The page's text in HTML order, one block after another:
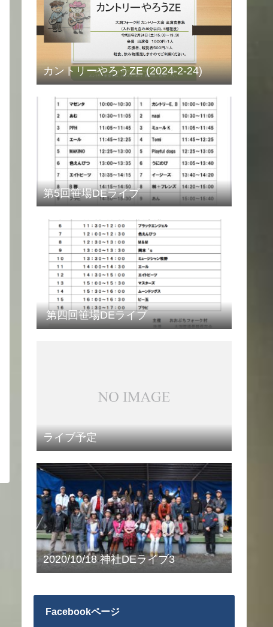
カントリーやろうZE (2024-2-24)
第5回笹場DEライブ
第四回笹場DEライブ
ライブ予定
2020/10/18 神社DEライブ3
Facebookページ